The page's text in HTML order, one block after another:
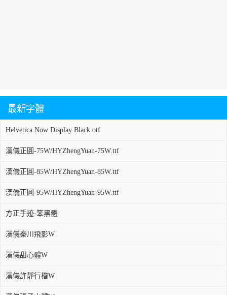
最新字體
Helvetica Now Display Black.otf
漢儀正圓-75W/HYZhengYuan-75W.ttf
漢儀正圓-85W/HYZhengYuan-85W.ttf
漢儀正圓-95W/HYZhengYuan-95W.ttf
方正手迹-笨黑體
漢儀秦川飛影W
漢儀甜心體W
漢儀許靜行楷W